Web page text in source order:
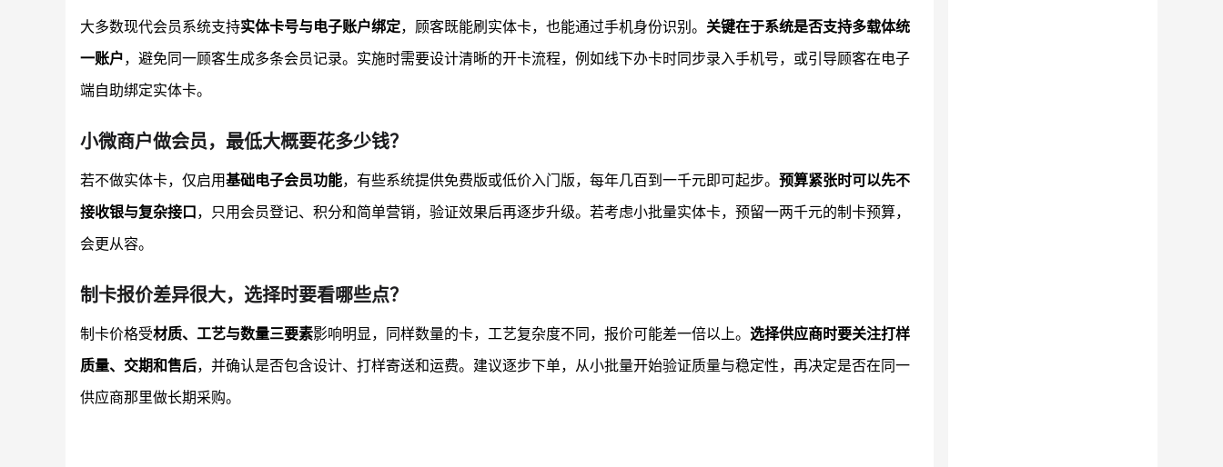
大多数现代会员系统支持实体卡号与电子账户绑定，顾客既能刷实体卡，也能通过手机身份识别。 关键在于系统是否支持多载体统
一账户，避免同一顾客生成多条会员记录。实施时需要设计清晰的开卡流程，例如线下办卡时同步录入手机号，或引导顾客在电子
端自助绑定实体卡。
小微商户做会员，最低大概要花多少钱？
若不做实体卡，仅启用基础电子会员功能，有些系统提供免费版或低价入门版，每年几百到一千元即可起步。 预算紧张时可以先不
接收银与复杂接口，只用会员登记、积分和简单营销，验证效果后再逐步升级。若考虑小批量实体卡，预留一两千元的制卡预算，
会更从容。
制卡报价差异很大，选择时要看哪些点？
制卡价格受材质、工艺与数量三要素影响明显，同样数量的卡，工艺复杂度不同，报价可能差一倍以上。 选择供应商时要关注打样
质量、交期和售后，并确认是否包含设计、打样寄送和运费。建议逐步下单，从小批量开始验证质量与稳定性，再决定是否在同一
供应商那里做长期采购。